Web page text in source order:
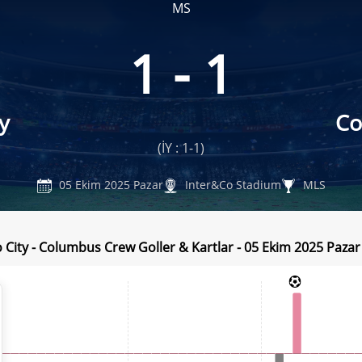
MS
1 - 1
(İY : 1-1)
05 Ekim 2025 Pazar Inter&Co Stadium MLS
- Columbus Crew Goller & Kartlar - 05 Ekim 2025 Pazar